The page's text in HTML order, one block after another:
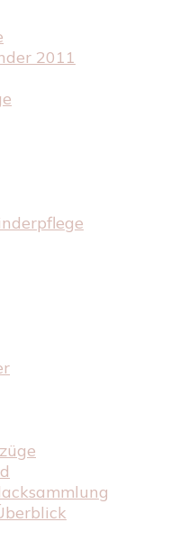
2011